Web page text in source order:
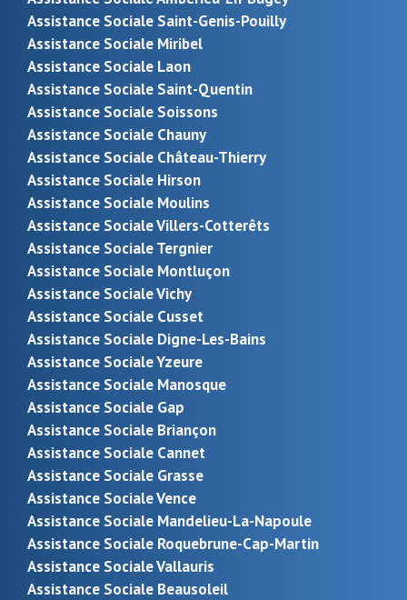
Assistance Sociale Saint-Genis-Pouilly
Assistance Sociale Miribel
Assistance Sociale Laon
Assistance Sociale Saint-Quentin
Assistance Sociale Soissons
Assistance Sociale Chauny
Assistance Sociale Château-Thierry
Assistance Sociale Hirson
Assistance Sociale Moulins
Assistance Sociale Villers-Cotterêts
Assistance Sociale Tergnier
Assistance Sociale Montluçon
Assistance Sociale Vichy
Assistance Sociale Cusset
Assistance Sociale Digne-Les-Bains
Assistance Sociale Yzeure
Assistance Sociale Manosque
Assistance Sociale Gap
Assistance Sociale Briançon
Assistance Sociale Cannet
Assistance Sociale Grasse
Assistance Sociale Vence
Assistance Sociale Mandelieu-La-Napoule
Assistance Sociale Roquebrune-Cap-Martin
Assistance Sociale Vallauris
Assistance Sociale Beausoleil